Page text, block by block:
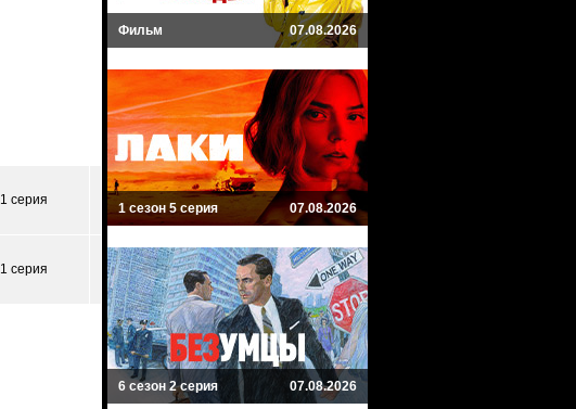
1 серия
1 серия
Фильм 07.08.2026
1 сезон 5 серия 07.08.2026
6 сезон 2 серия 07.08.2026